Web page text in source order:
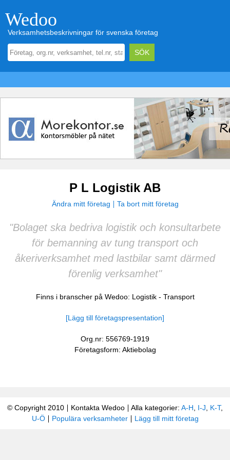
Wedoo
Verksamhetsbeskrivningar för svenska företag
P L Logistik AB
Ändra mitt företag Ta bort mitt företag
"Bolaget ska bedriva logistik och konsultarbete
för bemanning av tung transport och
åkeriverksamhet med lastbilar samt därmed
förenlig verksamhet"
Finns i branscher på Wedoo: Logistik- Transport
[Lägg till företagspresentation]
Org.nr: 556769-1919
Företagsform: Aktiebolag
© Copyright 2010 Kontakta Wedoo Alla kategorier: A-H I-J K-T,
U-Ö
Populära verksamheter Lägg till mitt företag